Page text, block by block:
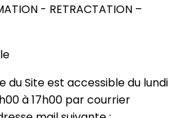
- RETRACTATION –
du Site est accessible du lundi
à 17h00 par courrier